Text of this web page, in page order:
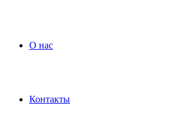
О нас
Контакты